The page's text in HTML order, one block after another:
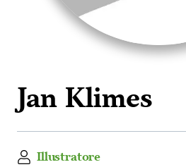
Jan Klimes
Illustratore